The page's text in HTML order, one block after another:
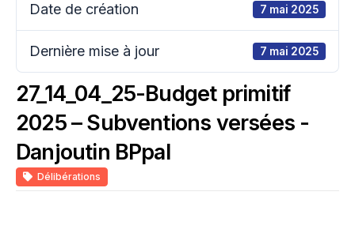
Date de création 7 mai 2025
Dernière mise à jour 7 mai 2025
27_14_04_25-Budget primitif
2025 – Subventions versées -
Danjoutin BPpal
Délibérations